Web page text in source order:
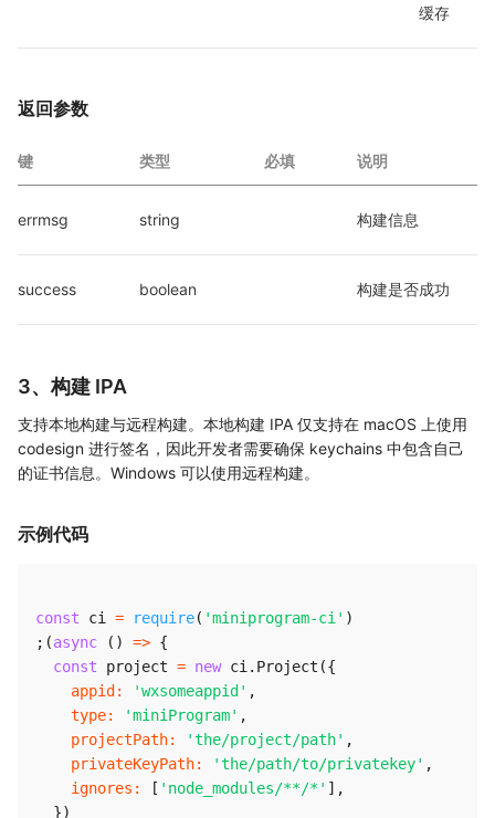
缓存
返回参数
键 类型 必填 说明
errmsg string 构建信息
success boolean 构建是否成功
3、构建 IPA
支持本地构建与远程构建。本地构建 IPA 仅支持在 macOS 上使用
codesign 进行签名，因此开发者需要确保 keychains 中包含自己
的证书信息。Windows 可以使用远程构建。
示例代码
const ci = require( 'miniprogram-ci' )
; (async ( ) => {
const project = new ci . Project ({
appid : 'wxsomeappid' ,
type: 'miniProgram' ,
projectPath: 'the/project/path' ,
privateKeyPath: 'the/path/to/privatekey' ,
ignores : [ 'node_modules/**/*' ] ,
})